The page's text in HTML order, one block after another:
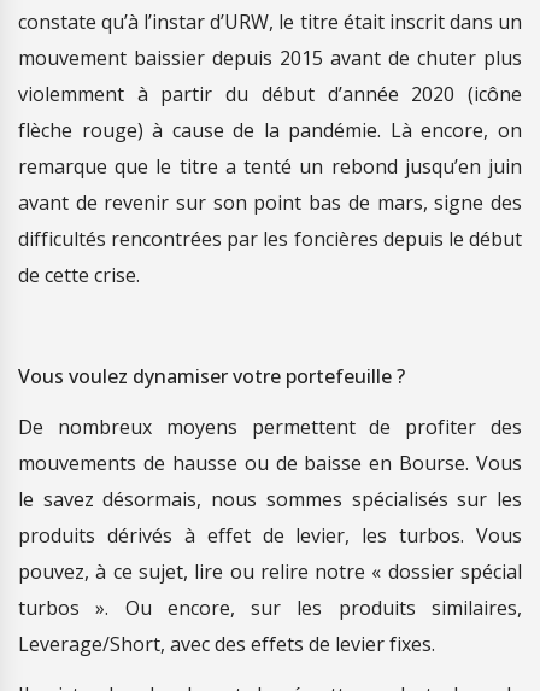
constate qu’à l’instar d’URW, le titre était inscrit dans un
mouvement baissier depuis 2015 avant de chuter plus
violemment à partir du début d’année 2020 (icône
flèche rouge) à cause de la pandémie. Là encore, on
remarque que le titre a tenté un rebond jusqu’en juin
avant de revenir sur son point bas de mars, signe des
difficultés rencontrées par les foncières depuis le début
de cette crise.
Vous voulez dynamiser votre portefeuille ?
De nombreux moyens permettent de profiter des
mouvements de hausse ou de baisse en Bourse. Vous
le savez désormais, nous sommes spécialisés sur les
produits dérivés à effet de levier, les turbos. Vous
pouvez, à ce sujet, lire ou relire notre « dossier spécial
turbos ». Ou encore, sur les produits similaires,
Leverage/Short, avec des effets de levier fixes.